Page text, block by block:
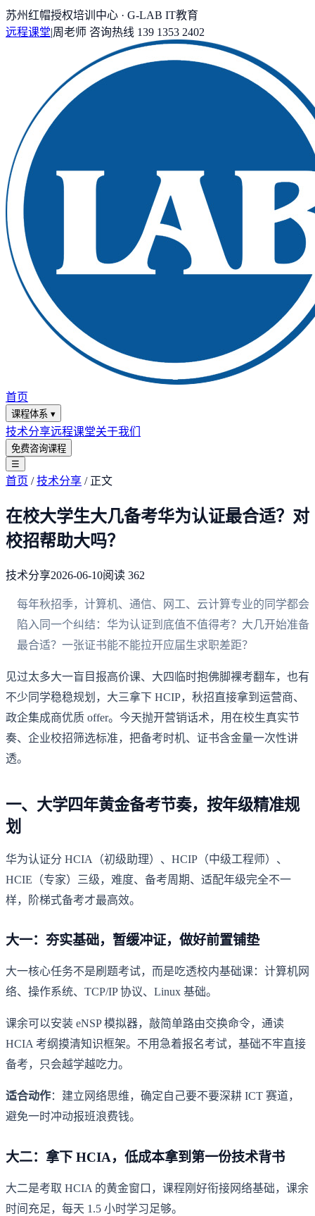
苏州红帽授权培训中心 · G-LAB IT教育
远程课堂|周老师 咨询热线 139 1353 2402
首页
课程体系 ▾
技术分享远程课堂关于我们
免费咨询课程
☰
首页 /技术分享 / 正文
在校大学生大几备考华为认证最合适？对
校招帮助大吗？
技术分享2026-06-10阅读 362
每年秋招季，计算机、通信、网工、云计算专业的同学都会
陷入同一个纠结：华为认证到底值不值得考？大几开始准备
最合适？一张证书能不能拉开应届生求职差距？
见过太多大一盲目报高价课、大四临时抱佛脚裸考翻车，也有
不少同学稳稳规划，大三拿下 HCIP，秋招直接拿到运营商、
政企集成商优质 offer。今天抛开营销话术，用在校生真实节
奏、企业校招筛选标准，把备考时机、证书含金量一次性讲
透。
一、大学四年黄金备考节奏，按年级精准规
划
华为认证分 HCIA（初级助理）、HCIP（中级工程师）、
HCIE（专家）三级，难度、备考周期、适配年级完全不一
样，阶梯式备考才最高效。
大一：夯实基础，暂缓冲证，做好前置铺垫
大一核心任务不是刷题考试，而是吃透校内基础课：计算机网
络、操作系统、TCP/IP 协议、Linux 基础。
课余可以安装 eNSP 模拟器，敲简单路由交换命令，通读
HCIA 考纲摸清知识框架。不用急着报名考试，基础不牢直接
备考，只会越学越吃力。
适合动作：建立网络思维，确定自己要不要深耕 ICT 赛道，
避免一时冲动报班浪费钱。
大二：拿下 HCIA，低成本拿到第一份技术背书
大二是考取 HCIA 的黄金窗口，课程刚好衔接网络基础，课余
时间充足，每天 1.5 小时学习足够。